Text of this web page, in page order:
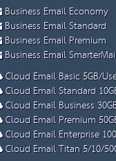
Business Email Economy
Business Email Standard
Business Email Premium
Business Email
Cloud Email Basic 5GB/
Cloud Email Standard
Cloud Email Business
Cloud Email Premium
Cloud Email Enterprise
Cloud Email Titan 5/10/